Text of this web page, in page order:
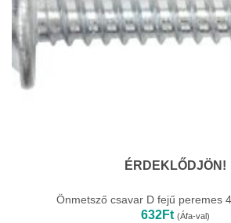
ÉRDEKLŐDJÖN!
Önmetsző csavar D fejű peremes
632Ft (Áfa-val)